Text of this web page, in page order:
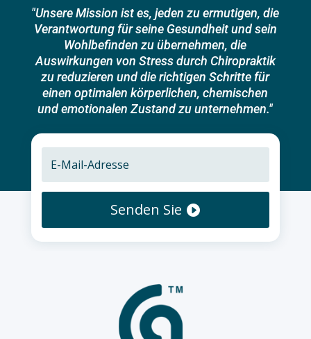
"Unsere Mission ist es, jeden zu ermutigen, die
Verantwortung für seine Gesundheit und sein
Wohlbefinden zu übernehmen, die
Auswirkungen von Stress durch Chiropraktik
zu reduzieren und die richtigen Schritte für
einen optimalen körperlichen, chemischen
und emotionalen Zustand zu unternehmen."
Senden Sie